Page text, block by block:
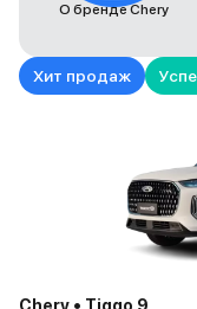
О бренде Chery
Хит продаж